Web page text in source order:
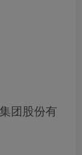
团股份有